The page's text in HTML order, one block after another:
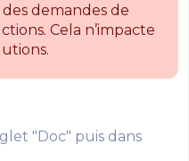
demandes de
Cela n’impacte
"Doc" puis dans